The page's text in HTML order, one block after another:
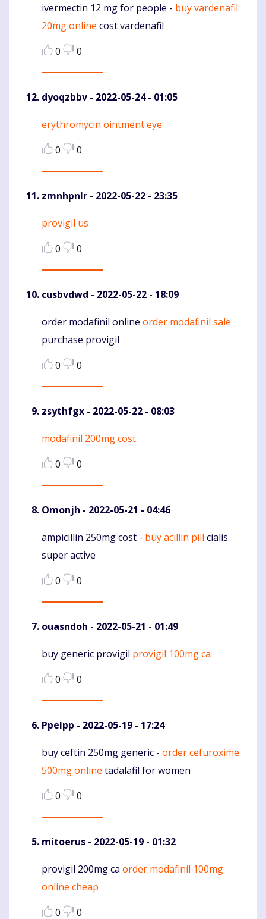
Komentaras
ivermectin 12 mg for people - buy vardenafil
20mg online cost vardenafil
0
0
dyoqzbbv - 2022-05-24 - 01:05
Komentaras
erythromycin ointment eye
0
0
zmnhpnlr - 2022-05-22 - 23:35
Komentaras
provigil us
0
0
cusbvdwd - 2022-05-22 - 18:09
Komentaras
order modafinil online order modafinil sale
purchase provigil
0
0
zsythfgx - 2022-05-22 - 08:03
Komentaras
modafinil 200mg cost
0
0
Omonjh - 2022-05-21 - 04:46
Komentaras
ampicillin 250mg cost - buy acillin pill cialis
super active
0
0
ouasndoh - 2022-05-21 - 01:49
Komentaras
buy generic provigil provigil 100mg ca
0
0
Ppelpp - 2022-05-19 - 17:24
Komentaras
buy ceftin 250mg generic - order cefuroxime
500mg online tadalafil for women
0
0
mitoerus - 2022-05-19 - 01:32
Komentaras
provigil 200mg ca order modafinil 100mg
online cheap
0
0